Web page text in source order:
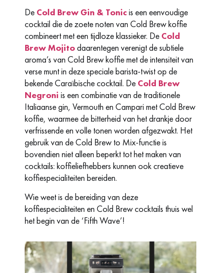
De Cold Brew Gin & Tonicis een eenvoudige
cocktail die de zoete noten van Cold Brew koffie
combineert met een tijdloze klassieker. De Cold
Brew Mojitodaarentegen verenigt de subtiele
aroma’s van Cold Brew koffie met de intensiteit van
verse munt in deze speciale barista-twist op de
bekende Caraïbische cocktail. De Cold Brew
Negroni is een combinatie van de traditionele
Italiaanse gin, Vermouth en Campari met Cold Brew
koffie, waarmee de bitterheid van het drankje door
verfrissende en volle tonen worden afgezwakt. Het
gebruik van de Cold Brew to Mix-functie is
bovendien niet alleen beperkt tot het maken van
cocktails: koffieliefhebbers kunnen ook creatieve
koffiespecialiteiten bereiden.
Wie weet is de bereiding van deze
koffiespecialiteiten en Cold Brew cocktails thuis wel
het begin van de ‘Fifth Wave’!